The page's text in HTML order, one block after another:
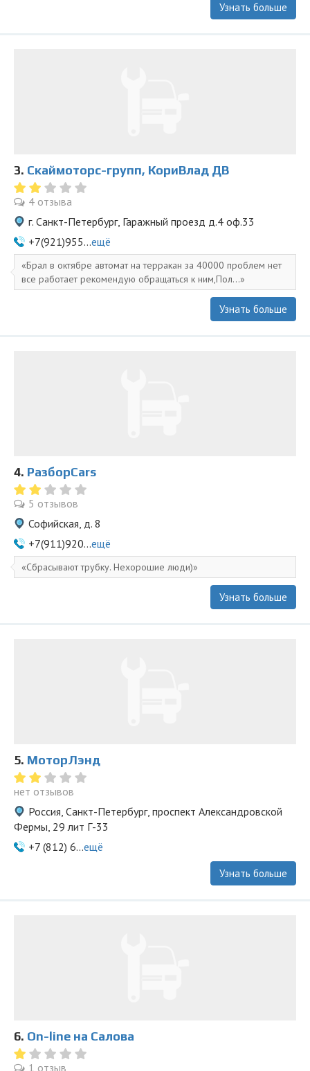
Узнать больше
3. Скаймоторс-групп, КориВлад ДВ
4 отзыва
г. Санкт-Петербург, Гаражный проезд д.4 оф.33
+7(921)955...ещё
Брал в октябре автомат на терракан за 40000 проблем нет
все работает рекомендую обращаться к ним,Пол...
Узнать больше
4. РазборCars
5 отзывов
Софийская, д. 8
+7(911)920...ещё
Сбрасывают трубку. Нехорошие люди)
Узнать больше
5. МоторЛэнд
нет отзывов
Россия, Санкт-Петербург, проспект Александровской
Фермы, 29 лит Г-33
+7 (812) 6...ещё
Узнать больше
6. On-line на Салова
1 отзыв